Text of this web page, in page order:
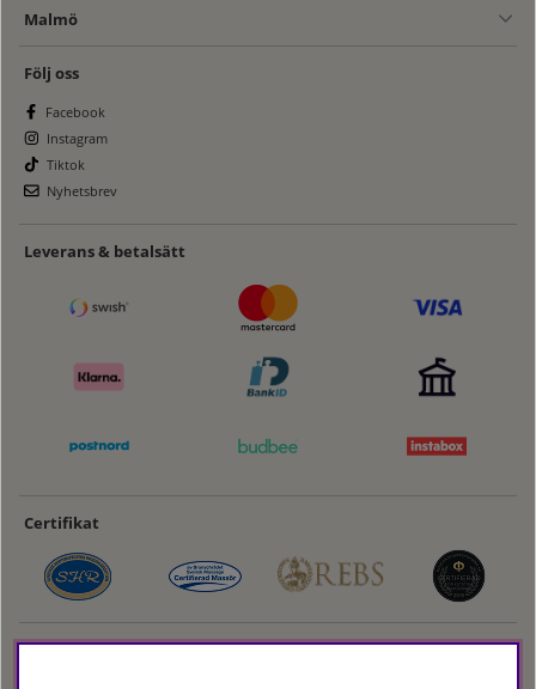
Malmö
Följ oss
Facebook
Instagram
Tiktok
Nyhetsbrev
Leverans & betalsätt
Certifikat